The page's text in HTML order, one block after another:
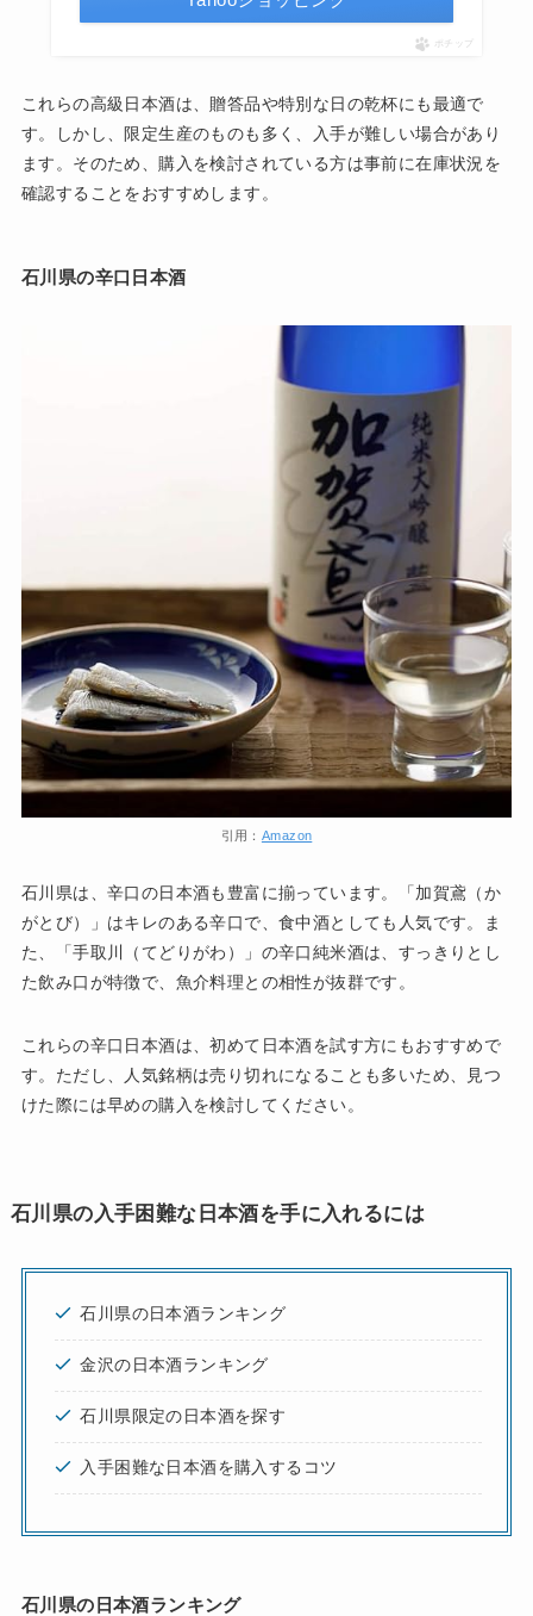
ポチップ
これらの高級日本酒は、贈答品や特別な日の乾杯にも最適で
す。しかし、限定生産のものも多く、入手が難しい場合があり
ます。そのため、購入を検討されている方は事前に在庫状況を
確認することをおすすめします。
石川県の辛口日本酒
引用： Amazon
石川県は、辛口の日本酒も豊富に揃っています。「加賀鳶（か
がとび）」はキレのある辛口で、食中酒としても人気です。ま
た、「手取川（てどりがわ）」の辛口純米酒は、すっきりとし
た飲み口が特徴で、魚介料理との相性が抜群です。
これらの辛口日本酒は、初めて日本酒を試す方にもおすすめで
す。ただし、人気銘柄は売り切れになることも多いため、見つ
けた際には早めの購入を検討してください。
石川県の入手困難な日本酒を手に入れるには
石川県の日本酒ランキング
金沢の日本酒ランキング
石川県限定の日本酒を探す
入手困難な日本酒を購入するコツ
石川県の日本酒ランキング